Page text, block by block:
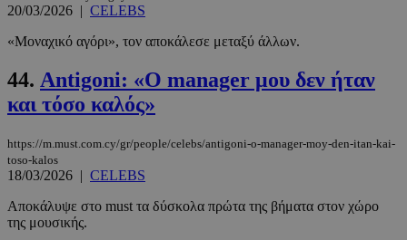
20/03/2026 | CELEBS
«Μοναχικό αγόρι», τον αποκάλεσε μεταξύ άλλων.
44. Antigoni: «Ο manager μου δεν ήταν
και τόσο καλός»
https://m.must.com.cy/gr/people/celebs/antigoni-o-manager-moy-den-itan-kai-
toso-kalos
18/03/2026 | CELEBS
Αποκάλυψε στο must τα δύσκολα πρώτα της βήματα στον χώρο
της μουσικής.